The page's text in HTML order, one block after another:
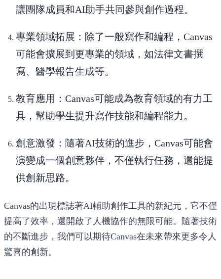
讓團隊成員和AI助手共同參與創作過程。
專業領域拓展 ：除了一般寫作和編程，Canvas
可能會擴展到更專業的領域，如法律文書撰
寫、醫學報告生成等。
教育應用 ：Canvas可能成為教育領域的有力工
具，幫助學生提升寫作技能和編程能力。
創意激發 ：隨著AI技術的進步，Canvas可能會
演變成一個創意夥伴，不僅執行任務，還能提
供創新思路。
Canvas的出現標誌著AI輔助創作工具的新紀元，它不僅
提高了效率，還開啟了人機協作的無限可能。隨著技術
的不斷進步，我們可以期待Canvas在未來帶來更多令人
驚喜的創新。